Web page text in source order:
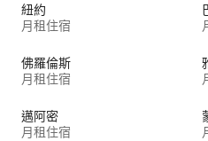
紐約
月租住宿
佛羅倫斯
月租住宿
邁阿密
月租住宿